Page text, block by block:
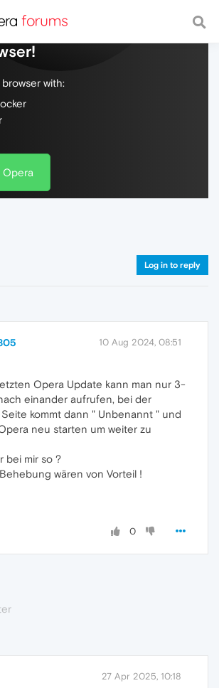
the web, with a fast and
with:
Opera
Log in to reply
10 Aug 2024, 08:51
Opera Update kann man nur 3-
einander aufrufen, bei der
kommt dann " Unbenannt " und
neu starten um weiter zu
bei mir so ?
wären von Vorteil !
0
27 Apr 2025, 10:18